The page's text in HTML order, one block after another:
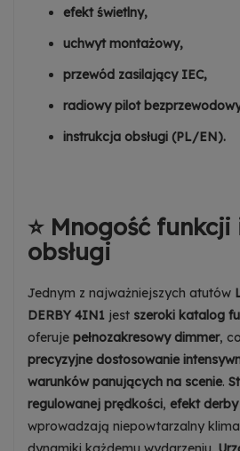
efekt świetlny,
uchwyt montażowy,
przewód zasilający IEC,
radiowy pilot
instrukcja obsługi (PL/EN).
⭐ Mnogość funkcji
obsługi
Jednym z najważniejszych atutów
DERBY 4IN1 jest szeroki katalog
oferuje pełnozakresowy dimmer,
precyzyjne dostosowanie
warunków panujących na scenie.
regulowanej prędkości, efekt
wprowadzają niepowtarzalny